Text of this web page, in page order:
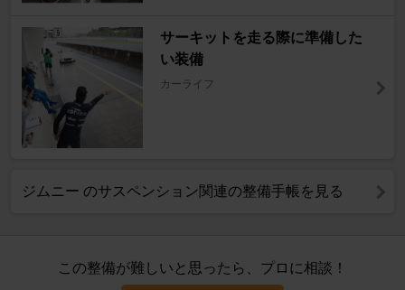
サーキットを走る際に準備した
い装備
カーライフ
ジムニー のサスペンション関連の整備手帳を見る
この整備が難しいと思ったら、プロに相談！